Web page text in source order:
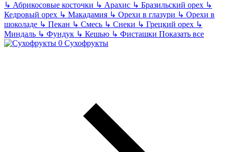
↳ Абрикосовые косточки ↳ Арахис ↳ Бразильский орех ↳
Кедровый орех ↳ Макадамия ↳ Орехи в глазури ↳ Орехи в
шоколаде ↳ Пекан ↳ Смесь ↳ Снеки ↳ Грецкий орех ↳
Миндаль ↳ Фундук ↳ Кешью ↳ Фисташки Показать все
Сухофрукты